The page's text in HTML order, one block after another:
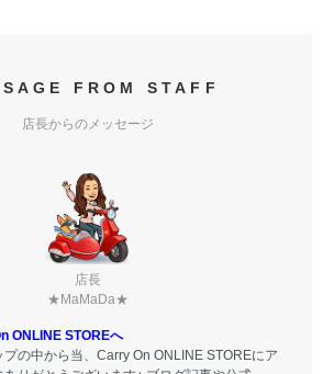
FROM STAFF
店長からのメッセージ
店長
★MaMaDa★
ONLINE STOREへ
の中から当、Carry On ONLINE STOREにア